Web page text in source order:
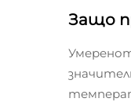
Защо